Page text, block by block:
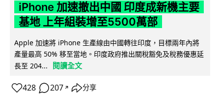
iPhone 加速撤出中國 印度成新機主要
基地 上年組裝增至5500萬部
Apple 加速將 iPhone 生產線由中國轉往印度，目標兩年內將
產量最高 50% 移至當地。印度政府推出關稅豁免及稅務優惠延
長至 204...
閱讀全文
428 207 ↗ 分享